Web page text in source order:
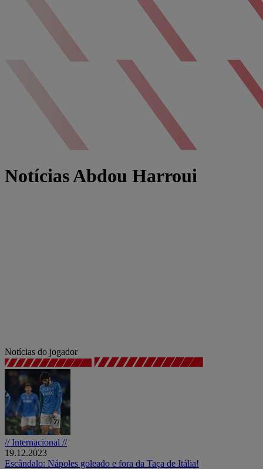
Notícias Abdou Harroui
Notícias do jogador
// Internacional //
19.12.2023
Escândalo: Nápoles goleado e fora da Taça de Itália!